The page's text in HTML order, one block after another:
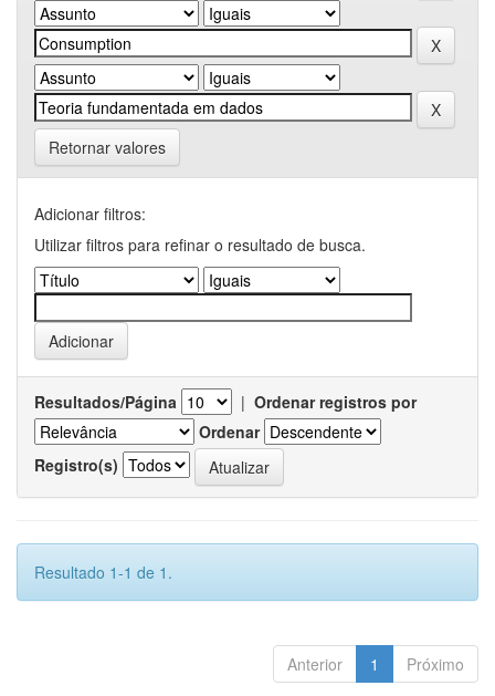
Retornar valores
Adicionar filtros:
Utilizar filtros para refinar o resultado de busca.
Resultados/Página | Ordenar registros por
Ordenar
Registro(s)
Resultado 1-1 de 1.
Anterior 1 Próximo